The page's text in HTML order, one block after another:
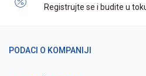
Registrujte se i budite u
PODACI O KOMPANIJI